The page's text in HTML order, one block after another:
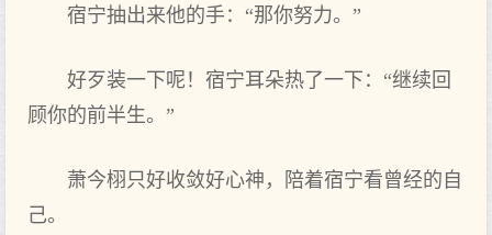
宿宁抽出来他的手：“那你努力。”
好歹装一下呢！宿宁耳朵热了一下：“继续回
顾你的前半生。”
萧今栩只好收敛好心神，陪着宿宁看‌曾经的自
己。